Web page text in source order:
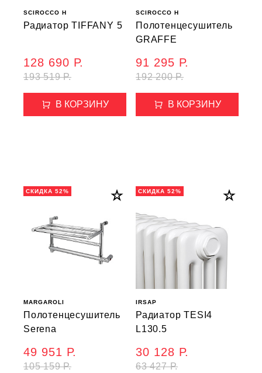
SCIROCCO H
Радиатор TIFFANY 5
193 519 Р.
128 690 Р.
В КОРЗИНУ
SCIROCCO H
Полотенцесушитель
GRAFFE
192 200 Р.
91 295 Р.
В КОРЗИНУ
СКИДКА 52%
MARGAROLI
Полотенцесушитель
Serena
105 159 Р.
49 951 Р.
СКИДКА 52%
IRSAP
Радиатор TESI4
L130.5
63 427 Р.
30 128 Р.